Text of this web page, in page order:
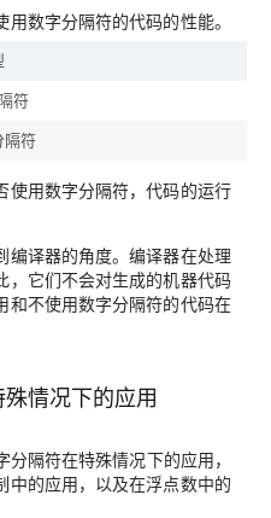
数字分隔符的代码的性能。
符
隔符
使用数字分隔符，代码的运行
编译器的角度。编译器在处理
，它们不会对生成的机器代码
和不使用数字分隔符的代码在
情况下的应用
隔符在特殊情况下的应用，
中的应用，以及在浮点数中的